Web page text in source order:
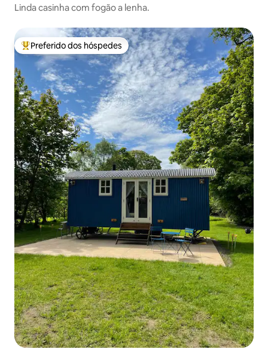
Linda casinha com fogão a lenha.
Entre os melhores preferidos dos hóspedes
Preferido dos hóspedes